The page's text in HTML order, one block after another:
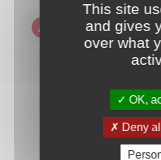
Créer une alerte
This site
and gives
over what
OK,
Deny